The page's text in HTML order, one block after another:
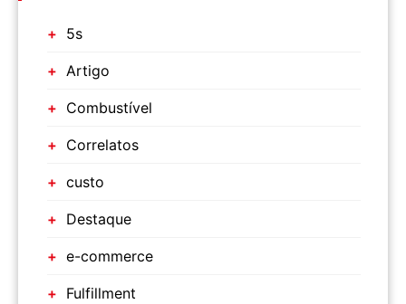
5s
Artigo
Combustível
Correlatos
custo
Destaque
e-commerce
Fulfillment